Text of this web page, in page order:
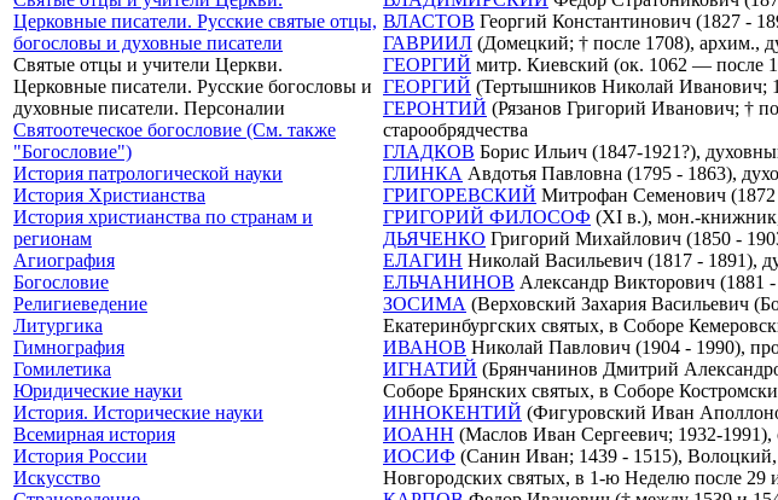
Церковные писатели. Русские святые отцы,
богословы и духовные писатели
Святые отцы и учители Церкви.
Церковные писатели. Русские богословы и
духовные писатели. Персоналии
Святоотеческое богословие (См. также
"Богословие")
История патрологической науки
История Христианства
История христианства по странам и
регионам
Агиография
Богословие
Религиеведение
Литургика
Гимнография
Гомилетика
Юридические науки
История. Исторические науки
Всемирная история
История России
Искусство
ВЛАСТОВ Георгий Константинович (1827 -
ГАВРИИЛ (Домецкий; † после 1708), архим.,
ГЕОРГИЙ митр. Киевский (ок. 1062 — после
ГЕОРГИЙ (Тертышников Николай Иванович;
ГЕРОНТИЙ (Рязанов Григорий Иванович; †
старообрядчества
ГЛАДКОВ Борис Ильич (1847-1921?),
ГЛИНКА Авдотья Павловна (1795 - 1863),
ГРИГОРЕВСКИЙ Митрофан Семенович (1872
ГРИГОРИЙ ФИЛОСОФ (XI в.), мон.-книжник,
ДЬЯЧЕНКО Григорий Михайлович (1850 -
ЕЛАГИН Николай Васильевич (1817 - 1891),
ЕЛЬЧАНИНОВ Александр Викторович (1881
ЗОСИМА (Верховский Захария Васильевич
Екатеринбургских святых, в Соборе
ИВАНОВ Николай Павлович (1904 - 1990),
ИГНАТИЙ (Брянчанинов Дмитрий
Соборе Брянских святых, в Соборе
ИННОКЕНТИЙ (Фигуровский Иван
ИОАНН (Маслов Иван Сергеевич; 1932-
ИОСИФ (Санин Иван; 1439 - 1515),
Новгородских святых, в 1-ю Неделю после 29